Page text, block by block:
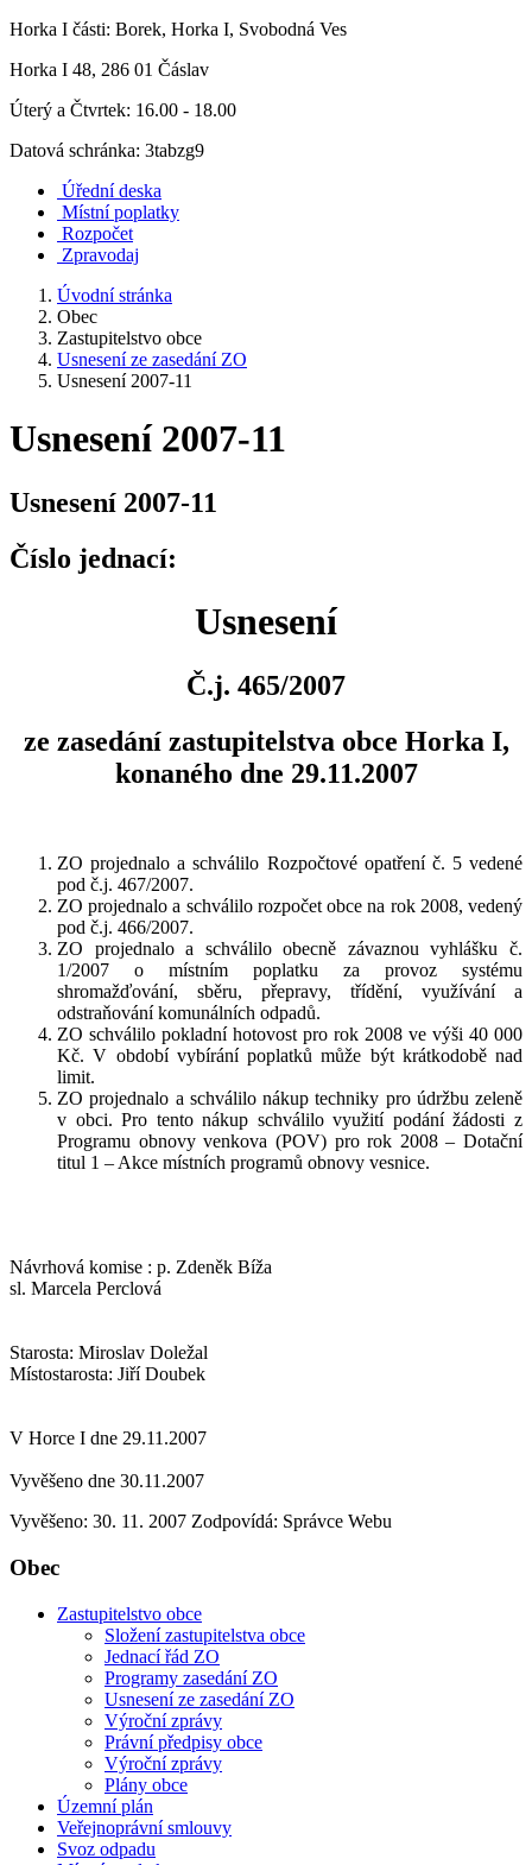
Horka I části: Borek, Horka I, Svobodná Ves
Horka I 48, 286 01 Čáslav
Úterý a Čtvrtek: 16.00 - 18.00
Datová schránka: 3tabzg9
Úřední deska
Místní poplatky
Rozpočet
Zpravodaj
Úvodní stránka
Obec
Zastupitelstvo obce
Usnesení ze zasedání ZO
Usnesení 2007-11
Usnesení 2007-11
Usnesení 2007-11
Číslo jednací:
Usnesení
Č.j. 465/2007
ze zasedání zastupitelstva obce Horka I,
konaného dne 29.11.2007
ZO projednalo a schválilo Rozpočtové opatření č. 5 vedené
pod č.j. 467/2007.
ZO projednalo a schválilo rozpočet obce na rok 2008, vedený
pod č.j. 466/2007.
ZO projednalo a schválilo obecně závaznou vyhlášku č.
1/2007 o místním poplatku za provoz systému
shromažďování, sběru, přepravy, třídění, využívání a
odstraňování komunálních odpadů.
ZO schválilo pokladní hotovost pro rok 2008 ve výši 40 000
Kč. V období vybírání poplatků může být krátkodobě nad
limit.
ZO projednalo a schválilo nákup techniky pro údržbu zeleně
v obci. Pro tento nákup schválilo využití podání žádosti z
Programu obnovy venkova (POV) pro rok 2008 – Dotační
titul 1 – Akce místních programů obnovy vesnice.
Návrhová komise : p. Zdeněk Bíža
sl. Marcela Perclová
Starosta: Miroslav Doležal
Místostarosta: Jiří Doubek
V Horce I dne 29.11.2007
Vyvěšeno dne 30.11.2007
Vyvěšeno: 30. 11. 2007 Zodpovídá: Správce Webu
Obec
Zastupitelstvo obce
Složení zastupitelstva obce
Jednací řád ZO
Programy zasedání ZO
Usnesení ze zasedání ZO
Výroční zprávy
Právní předpisy obce
Výroční zprávy
Plány obce
Územní plán
Veřejnoprávní smlouvy
Svoz odpadu